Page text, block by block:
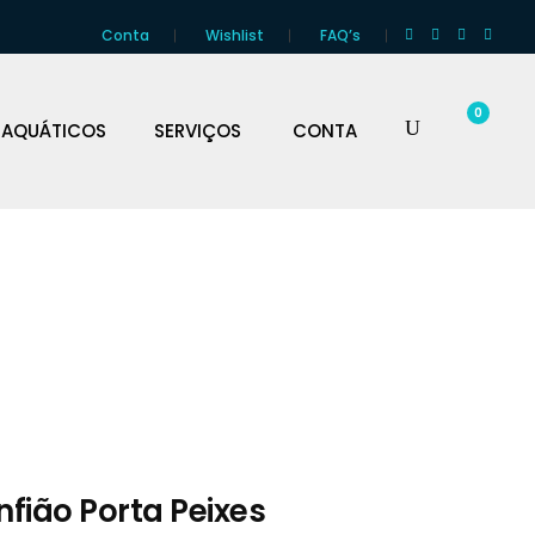
Conta Wishlist FAQ’s
SERVIÇOS CONTA
0
Porta Peixes